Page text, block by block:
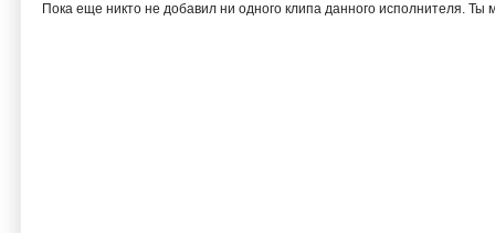
Пока еще никто не добавил ни одного клипа данного исполнителя.